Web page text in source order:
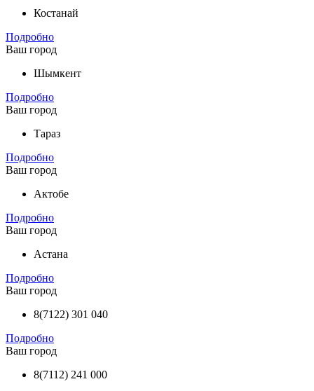
Костанай
Подробно
Ваш город
Шымкент
Подробно
Ваш город
Тараз
Подробно
Ваш город
Актобе
Подробно
Ваш город
Астана
Подробно
Ваш город
8(7122) 301 040
Подробно
Ваш город
8(7112) 241 000